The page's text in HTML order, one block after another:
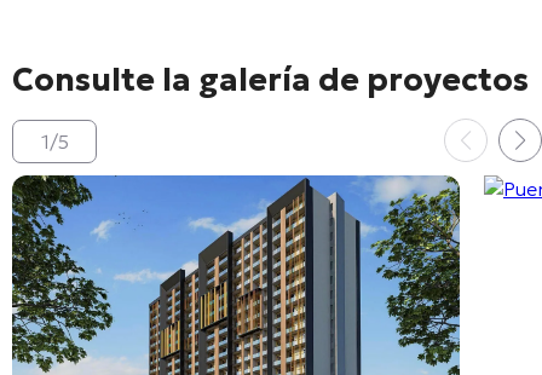
Consulte la galería de proyectos
1/5